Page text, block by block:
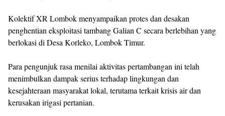
Kolektif XR Lombok menyampaikan protes dan desakan
penghentian eksploitasi tambang Galian C secara berlebihan yang
berlokasi di Desa Korleko, Lombok Timur.
Para pengunjuk rasa menilai aktivitas pertambangan ini telah
menimbulkan dampak serius terhadap lingkungan dan
kesejahteraan masyarakat lokal, terutama terkait krisis air dan
kerusakan irigasi pertanian.